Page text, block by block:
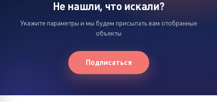
Не нашли, что искали?
Укажите параметры и мы будем присылать вам отобранные
объекты
Подписаться